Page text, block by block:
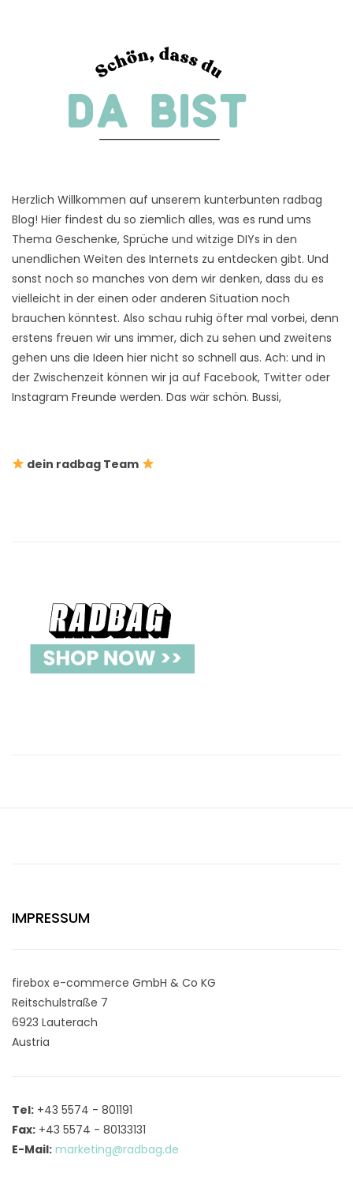
Herzlich Willkommen auf unserem kunterbunten radbag
Blog! Hier findest du so ziemlich alles, was es rund ums
Thema Geschenke, Sprüche und witzige DIYs in den
unendlichen Weiten des Internets zu entdecken gibt. Und
sonst noch so manches von dem wir denken, dass du es
vielleicht in der einen oder anderen Situation noch
brauchen könntest. Also schau ruhig öfter mal vorbei, denn
erstens freuen wir uns immer, dich zu sehen und zweitens
gehen uns die Ideen hier nicht so schnell aus. Ach: und in
der Zwischenzeit können wir ja auf Facebook, Twitter oder
Instagram Freunde werden. Das wär schön. Bussi,
dein radbag Team
IMPRESSUM
firebox e-commerce GmbH & Co KG
Reitschulstraße 7
6923 Lauterach
Austria
Tel: +43 5574 - 801191
Fax: +43 5574 - 80133131
E-Mail: marketing@radbag.de